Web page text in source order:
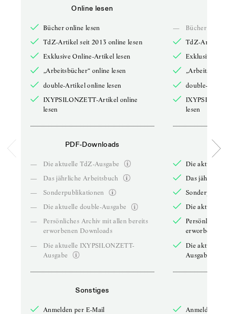
Online lesen
Bücher online lesen
TdZ-Artikel seit 2013 online lesen
Exklusive Online-Artikel lesen
„Arbeitsbücher“ online lesen
double-Artikel online lesen
IXYPSILONZETT-Artikel online
lesen
PDF-Downloads
—
Die aktuelle TdZ-Ausgabe
—
Das jährliche Arbeitsbuch
—
Sonderpublikationen
—
Die aktuelle double-Ausgabe
—
Persönliches Archiv mit allen bereits
erworbenen Downloads
—
Die aktuelle IXYPSILONZETT-
Ausgabe
Sonstiges
Anmelden per E-Mail
—
Bücher online
TdZ-Artikel
Exklusive
double-
lesen
Die aktuelle
Das jährliche
Die aktuelle
Persönliches
erworbenen
Die aktuelle
Ausgabe
Anmelden